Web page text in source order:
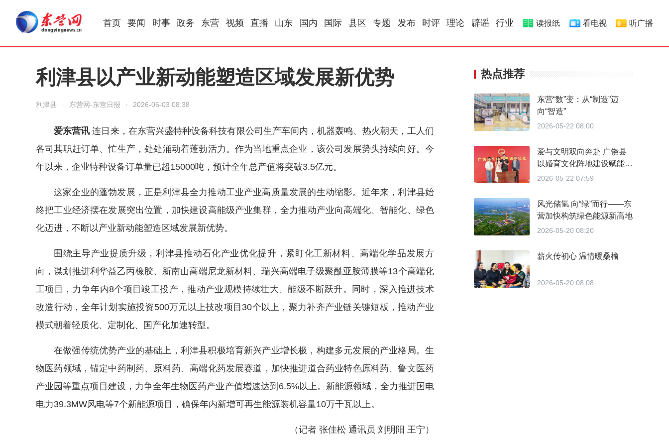
首页 要闻 时事 政务 东营 视频 直播 山东 国内 国际 县区 专题 发布 时评 理论 辟谣 行业 读报纸 看电视 听广播
利津县以产业新动能塑造区域发展新优势
利津县 · 东营网-东营日报 · 2026-06-03 08:38
爱东营讯 连日来，在东营兴盛特种设备科技有限公司生产车间内，机器轰鸣、热火朝天，工人们
各司其职赶订单、忙生产，处处涌动着蓬勃活力。作为当地重点企业，该公司发展势头持续向好。今
年以来，企业特种设备订单量已超15000吨，预计全年总产值将突破3.5亿元。
这家企业的蓬勃发展，正是利津县全力推动工业产业高质量发展的生动缩影。近年来，利津县始
终把工业经济摆在发展突出位置，加快建设高能级产业集群，全力推动产业向高端化、智能化、绿色
化迈进，不断以产业新动能塑造区域发展新优势。
围绕主导产业提质升级，利津县推动石化产业优化提升，紧盯化工新材料、高端化学品发展方
向，谋划推进利华益乙丙橡胶、新南山高端尼龙新材料、瑞兴高端电子级聚酰亚胺薄膜等13个高端化
工项目，力争年内8个项目竣工投产，推动产业规模持续壮大、能级不断跃升。同时，深入推进技术
改造行动，全年计划实施投资500万元以上技改项目30个以上，聚力补齐产业链关键短板，推动产业
模式朝着轻质化、定制化、国产化加速转型。
在做强传统优势产业的基础上，利津县积极培育新兴产业增长极，构建多元发展的产业格局。生
物医药领域，锚定中药制药、原料药、高端化药发展赛道，加快推进道合药业特色原料药、鲁文医药
产业园等重点项目建设，力争全年生物医药产业产值增速达到6.5%以上。新能源领域，全力推进国电
电力39.3MW风电等7个新能源项目，确保年内新增可再生能源装机容量10万千瓦以上。
（记者 张佳松 通讯员 刘明阳 王宁）
热点推荐
东营“数”变：从“制造”迈
向“智造”
2026-05-22 08:00
爱与文明双向奔赴 广饶县
以婚育文化阵地建设赋能婚
育新风
2026-05-22 07:59
风光储氢 向“绿”而行——东
营加快构筑绿色能源新高地
2026-05-20 08:20
薪火传初心 温情暖桑榆
2026-05-20 08:08